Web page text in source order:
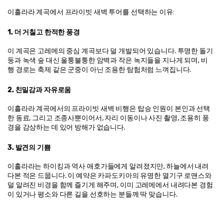
이흘라라 계곡에서 프라이빗 새벽 투어를 선택하는 이유:
1. 더 거칠고 한적한 풍경
이 계곡은 고레메의 중심 계곡보다 덜 개발되어 있습니다. 투명한 돌기
둥과 녹색 숲 대신 울퉁불퉁한 암벽과 작은 녹지들을 지나게 되며, 비
행 경로는 축제 같은 군중이 아닌 조용한 탐험처럼 느껴집니다.
2. 친밀감과 자유로움
이흘라라 계곡에서의 프라이빗 새벽 비행은 탑승 인원이 본인과 선택
한 동료, 그리고 조종사뿐이어서, 자리 이동이나 사진 촬영, 조용히 풍
경을 감상하는 데 있어 방해가 없습니다.
3. 발견의 기쁨
이흘라라는 하이킹과 역사 애호가들에게 알려졌지만, 하늘에서 내려
다본 적은 드뭅니다. 이 예약은 카파도키아의 유명한 열기구 로맨스와
덜 알려진 비경을 함께 즐기게 해주며, 이미 고레메에서 내려다본 경험
이 있거나 평소와 다른 길을 선호하는 분들께 딱 맞습니다.